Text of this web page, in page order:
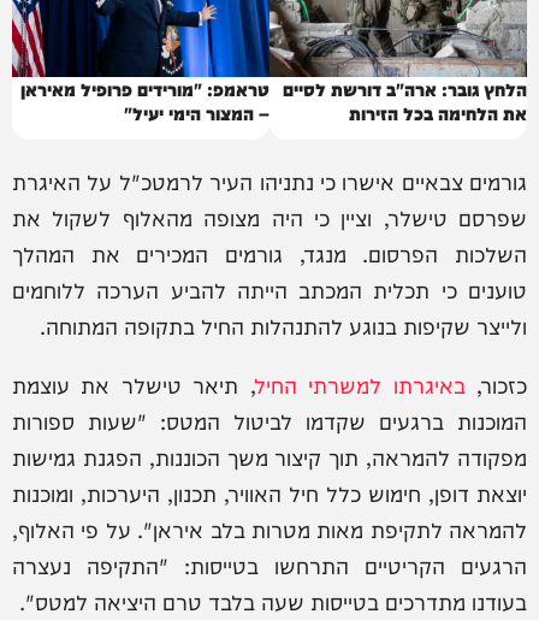
הלחץ גובר: ארה"ב דורשת לסיים
את הלחימה בכל הזירות
טראמפ: "מורידים פרופיל מאיראן
– המצור הימי יעיל"
גורמים צבאיים אישרו כי נתניהו העיר לרמטכ"ל על האיגרת
שפרסם טישלר, וציין כי היה מצופה מהאלוף לשקול את
השלכות הפרסום. מנגד, גורמים המכירים את המהלך
טוענים כי תכלית המכתב הייתה להביע הערכה ללוחמים
ולייצר שקיפות בנוגע להתנהלות החיל בתקופה המתוחה.
כזכור,באיגרתו למשרתי החיל, תיאר טישלר את עוצמת
המוכנות ברגעים שקדמו לביטול המטס: "שעות ספורות
מפקודה להמראה, תוך קיצור משך הכוננות, הפגנת גמישות
יוצאת דופן, חימוש כלל חיל האוויר, תכנון, היערכות, ומוכנות
להמראה לתקיפת מאות מטרות בלב איראן". על פי האלוף,
הרגעים הקריטיים התרחשו בטייסות: "התקיפה נעצרה
בעודנו מתדרכים בטייסות שעה בלבד טרם היציאה למטס".